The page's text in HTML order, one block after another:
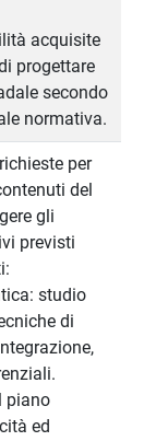
acquisite
progettare
secondo
normativa.
per
del
gli
previsti
studio
di
piano
ed